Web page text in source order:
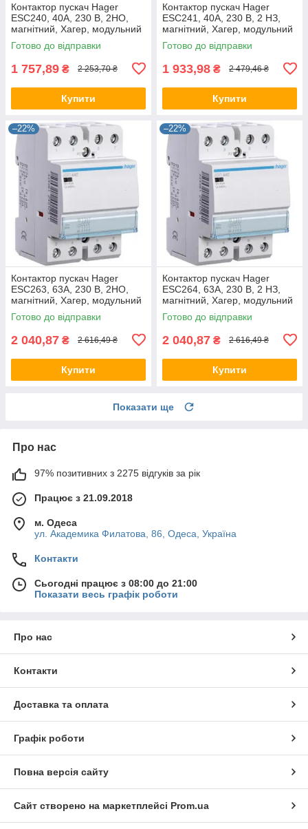
Контактор пускач Hager
ESC240, 40A, 230 В, 2НО,
магнітний, Хагер, модульний
Готово до відправки
1 757,89 ₴ 2 253,70 ₴
Купити
Контактор пускач Hager
ESC241, 40A, 230 В, 2 НЗ,
магнітний, Хагер, модульний
Готово до відправки
1 933,98 ₴ 2 479,46 ₴
Купити
–22%
Контактор пускач Hager
ESC263, 63A, 230 В, 2НО,
магнітний, Хагер, модульний
Готово до відправки
2 040,87 ₴ 2 616,49 ₴
Купити
–22%
Контактор пускач Hager
ESC264, 63A, 230 В, 2 НЗ,
магнітний, Хагер, модульний
Готово до відправки
2 040,87 ₴ 2 616,49 ₴
Купити
Показати ще
Про нас
97% позитивних з 2275 відгуків за рік
Працює з 21.09.2018
м. Одеса
ул. Академика Филатова, 86, Одеса, Україна
Контакти
Сьогодні працює з 08:00 до 21:00
Показати весь графік роботи
Про нас
Контакти
Доставка та оплата
Графік роботи
Повна версія сайту
Сайт створено на маркетплейсі Prom.ua